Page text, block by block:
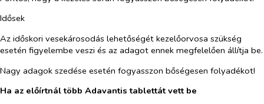
Idősek
Az időskori vesekárosodás lehetőségét kezelőorvosa szükség
esetén figyelembe veszi és az adagot ennek megfelelően állítja be.
Nagy adagok szedése esetén fogyasszon bőségesen folyadékot!
Ha az előírtnál több Adavantis tablettát vett be